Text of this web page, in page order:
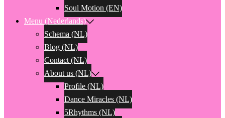
Soul Motion (EN)
Menu (Nederlands)
Schema (NL)
Blog (NL)
Contact (NL)
About us (NL)
Profile (NL)
Dance Miracles (NL)
5Rhythms (NL)